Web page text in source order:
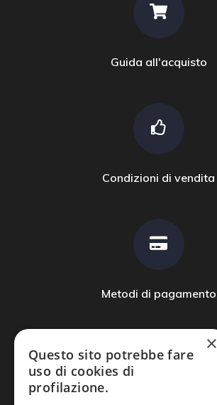
Guida all'acquisto
Condizioni di vendita
Metodi di pagamento
×
Questo sito potrebbe fare
uso di cookies di
profilazione.